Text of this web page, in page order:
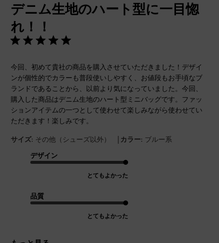
デニム生地のハート型に一目惚
れ！！
今回、初めて貴社の商品を購入させていただきました！デザイ
ンが個性的でカラーも普段使いしやすく、お値段もお手頃なブ
ランドであることから、以前より気になっていました。今回、
購入した商品はデニム生地のハート型ミニバッグです。ファッ
ションアイテムの一つとして使わせて楽しみながら使わせてい
ただきます！楽しみです。
サイズ: その他（シューズ以外） | カラー: ブルー系
デザイン
とてもよかった
品質
とてもよかった